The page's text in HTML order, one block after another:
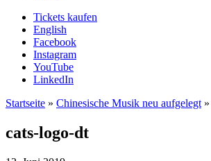
Tickets kaufen
English
Facebook
Instagram
YouTube
LinkedIn
Startseite » Chinesische Musik neu aufgelegt »
cats-logo-dt